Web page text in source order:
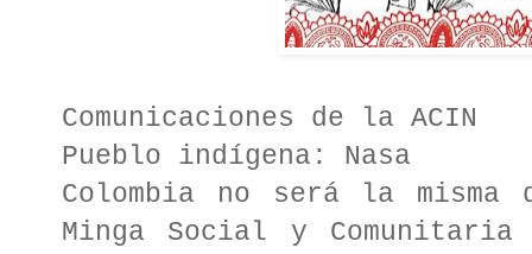
Comunicaciones de la ACIN
Pueblo indígena: Nasa
Colombia no será la misma
Minga Social y